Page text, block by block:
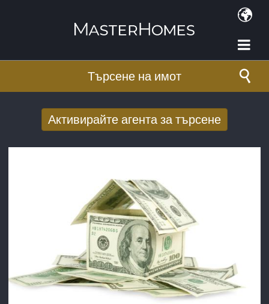
Търсене на имот
Активирайте агента за търсене
търсенето по имейл
E-mail адрес